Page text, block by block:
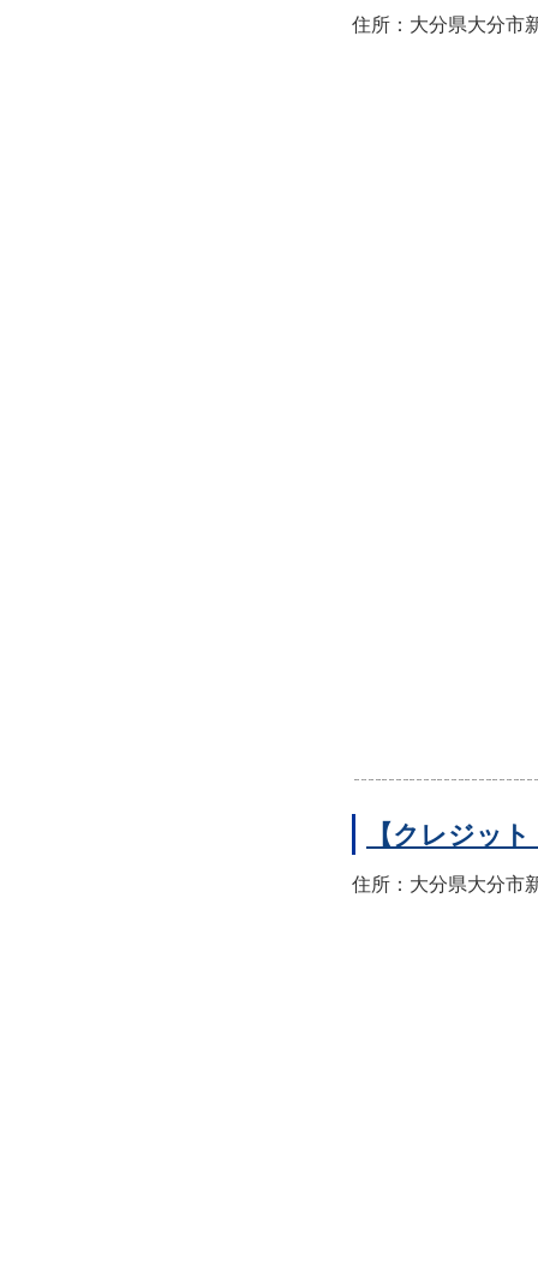
住所：大分県大分市
【クレジッ
住所：大分県大分市